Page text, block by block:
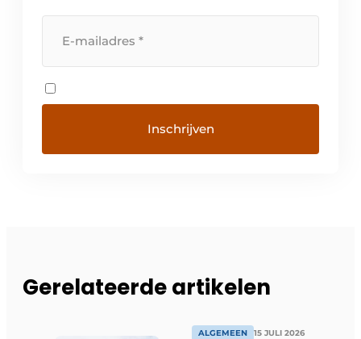
Gerelateerde artikelen
ALGEMEEN 15 JULI 2026